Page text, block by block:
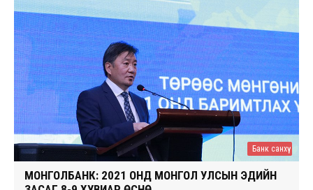
Банк санхүү
МОНГОЛБАНК: 2021 ОНД МОНГОЛ УЛСЫН ЭДИЙН